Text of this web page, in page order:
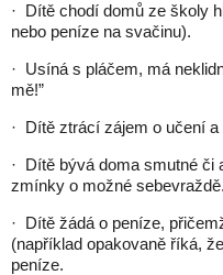
· Dítě chodí domů ze školy
nebo peníze na svačinu).
· Usíná s pláčem, má
mě!”
· Dítě ztrácí zájem o učení
· Dítě bývá doma smutné či
zmínky o možné
· Dítě žádá o peníze,
(například opakovaně říká,
peníze.